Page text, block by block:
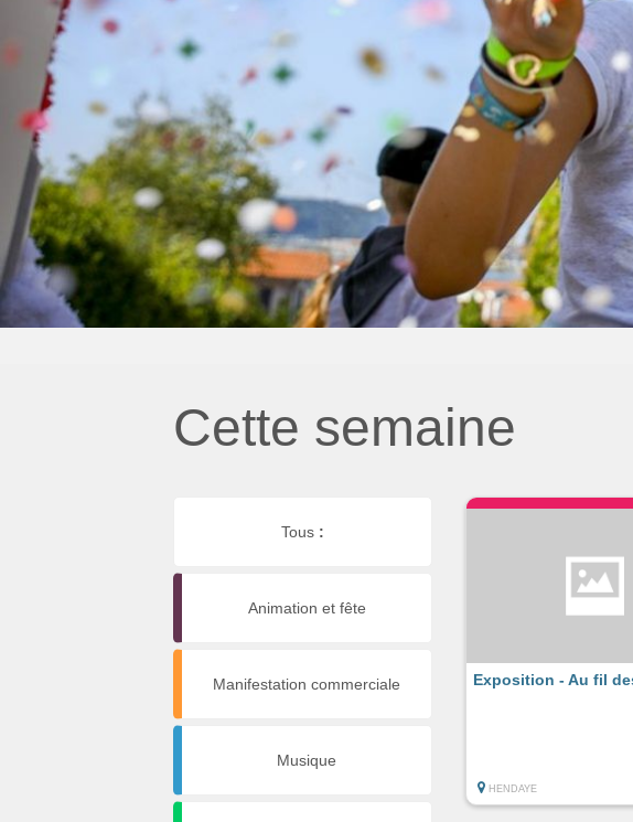
Cette semaine
Tous :
Animation et fête
Manifestation commerciale
Musique
Exposition - Au fil
HENDAYE